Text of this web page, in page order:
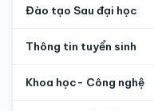
Đào tạo Sau đại học
Thông tin tuyển sinh
Khoa học- Công nghệ